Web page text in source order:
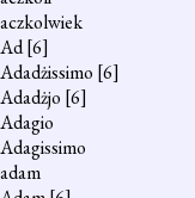
aczkolwiek
Ad[6]
Adadżissimo [6]
Adadżjo [6]
Adagio
Adagissimo
adam